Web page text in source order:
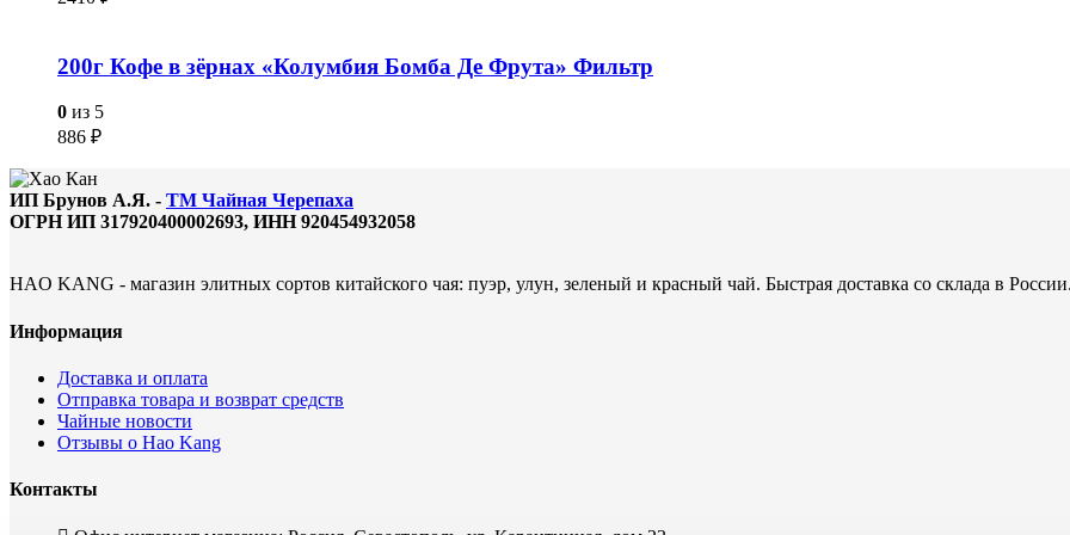
200г Кофе в зёрнах «Колумбия Бомба Де Фрута» Фильтр
0 из 5
886 ₽
ИП Брунов А.Я. - ТМ Чайная Черепаха
ОГРН ИП 317920400002693, ИНН 920454932058
HAO KANG - магазин элитных сортов китайского чая: пуэр, улун, зеленый и красный чай. Быстрая доставка со склада в
Информация
Доставка и оплата
Отправка товара и возврат средств
Чайные новости
Отзывы о Hao Kang
Контакты